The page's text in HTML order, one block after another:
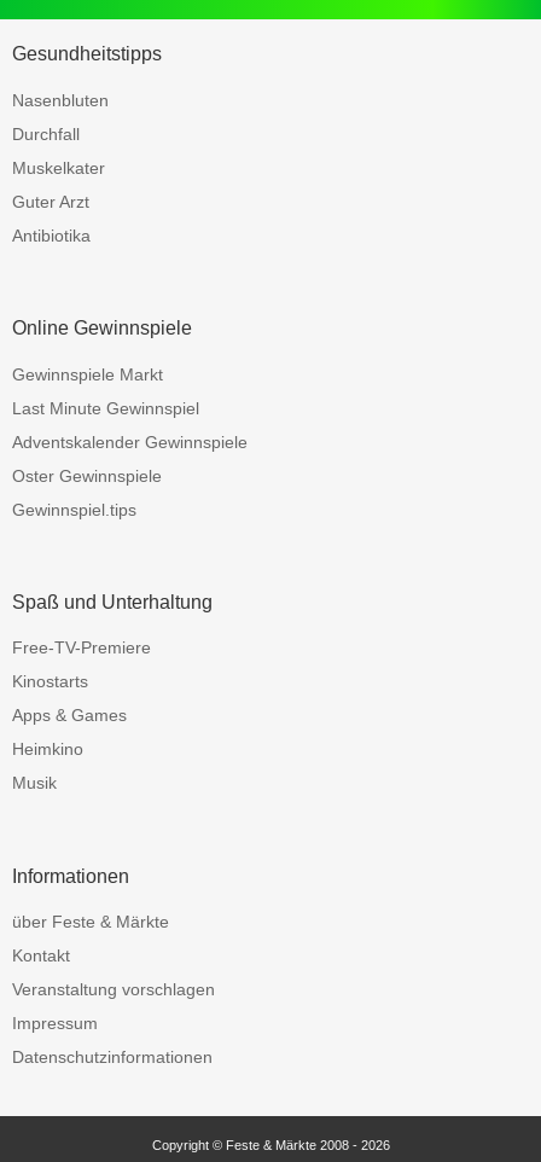
Gesundheitstipps
Nasenbluten
Durchfall
Muskelkater
Guter Arzt
Antibiotika
Online Gewinnspiele
Gewinnspiele Markt
Last Minute Gewinnspiel
Adventskalender Gewinnspiele
Oster Gewinnspiele
Gewinnspiel.tips
Spaß und Unterhaltung
Free-TV-Premiere
Kinostarts
Apps & Games
Heimkino
Musik
Informationen
über Feste & Märkte
Kontakt
Veranstaltung vorschlagen
Impressum
Datenschutzinformationen
Copyright © Feste & Märkte 2008 - 2026